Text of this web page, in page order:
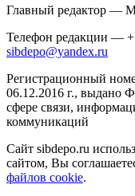
Главный редактор —
Телефон редакции —
sibdepo@yandex.ru
Регистрационный
06.12.2016 г., выдано
сфере связи,
коммуникаций
Сайт sibdepo.ru
сайтом, Вы
файлов cookie.